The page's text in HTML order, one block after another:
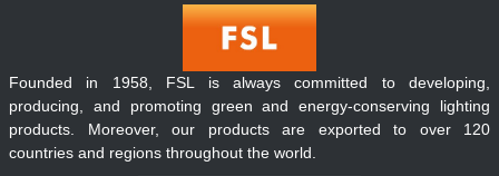
Founded in 1958, FSL is always committed to developing,
producing, and promoting green and energy-conserving lighting
products. Moreover, our products are exported to over 120
countries and regions throughout the world.